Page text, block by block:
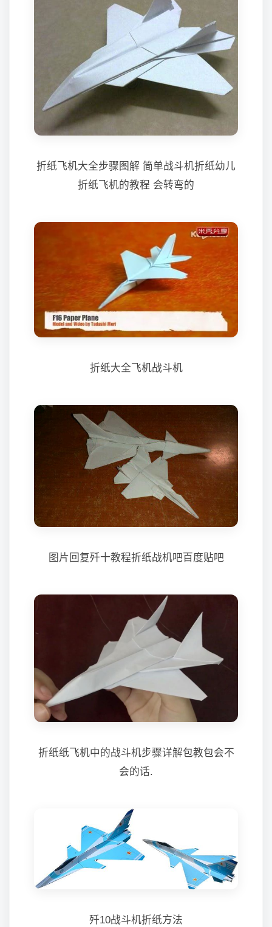
折纸飞机大全步骤图解 简单战斗机折纸幼儿
折纸飞机的教程 会转弯的
折纸大全飞机战斗机
图片回复歼十教程折纸战机吧百度贴吧
折纸纸飞机中的战斗机步骤详解包教包会不
会的话.
歼10战斗机折纸方法